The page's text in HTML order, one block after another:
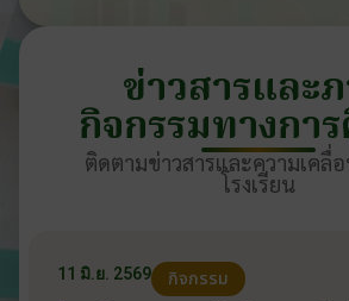
ข่าวสารและ
กิจกรรมทางกา
ติดตามข่าวสารและความเคลื่
โรงเรียน
11 มิ.ย. 2569 กิจกรรม